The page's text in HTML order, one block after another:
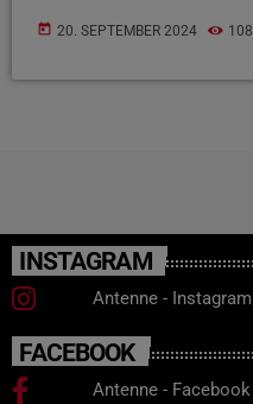
today 20. SEPTEMBER 2024 108
INSTAGRAM
Antenne - Instagram
FACEBOOK
Antenne - Facebook